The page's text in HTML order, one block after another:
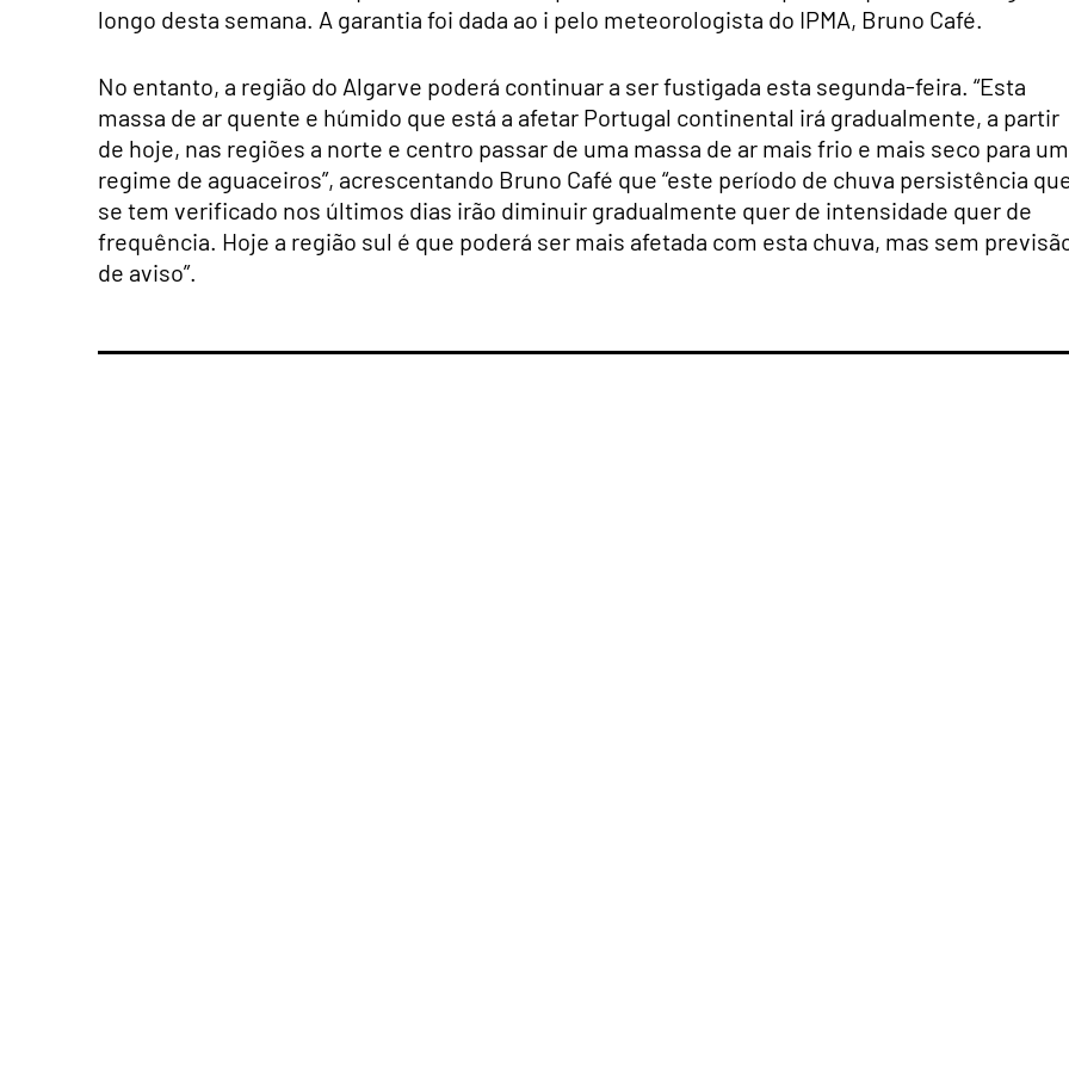
longo desta semana. A garantia foi dada ao i pelo meteorologista do IPMA, Bruno Café.
No entanto, a região do Algarve poderá continuar a ser fustigada esta segunda-feira. “Esta
massa de ar quente e húmido que está a afetar Portugal continental irá gradualmente, a partir
de hoje, nas regiões a norte e centro passar de uma massa de ar mais frio e mais seco para um
regime de aguaceiros”, acrescentando Bruno Café que “este período de chuva persistência
se tem verificado nos últimos dias irão diminuir gradualmente quer de intensidade quer de
frequência. Hoje a região sul é que poderá ser mais afetada com esta chuva, mas sem
de aviso”.